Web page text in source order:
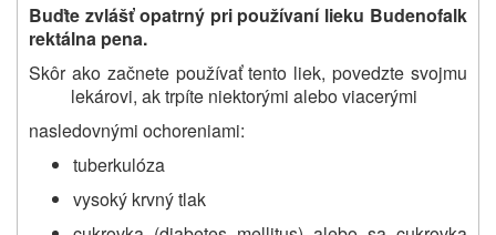
Buďte zvlášť opatrný pri používaní lieku Budenofalk
rektálna pena.
Skôr ako začnete používať tento liek, povedzte svojmu
lekárovi, ak trpíte niektorými alebo viacerými
nasledovnými ochoreniami:
tuberkulóza
vysoký krvný tlak